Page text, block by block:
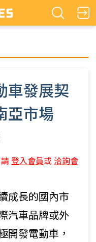
車發展契
市場
登入會員或 洽詢會
成長的國內市
汽車品牌或外
開發電動車，